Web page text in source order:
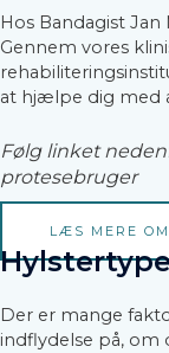
Hos Bandagist
Gennem vores
at hjælpe dig med
Følg linket
protesebruger
LÆS MERE
Der er mange
indflydelse på,